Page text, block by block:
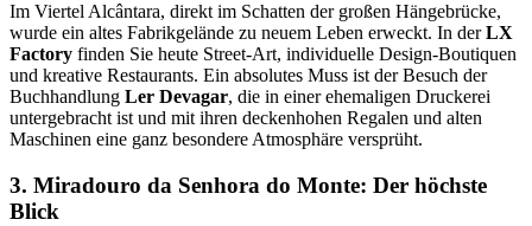
Im Viertel Alcântara, direkt im Schatten der großen Hängebrücke,
wurde ein altes Fabrikgelände zu neuem Leben erweckt. In derLX
Factory finden Sie heute Street-Art, individuelle Design-Boutiquen
und kreative Restaurants. Ein absolutes Muss ist der Besuch der
Buchhandlung Ler Devagar, die in einer ehemaligen Druckerei
untergebracht ist und mit ihren deckenhohen Regalen und alten
Maschinen eine ganz besondere Atmosphäre versprüht.
3. Miradouro da Senhora do Monte: Der höchste
Blick